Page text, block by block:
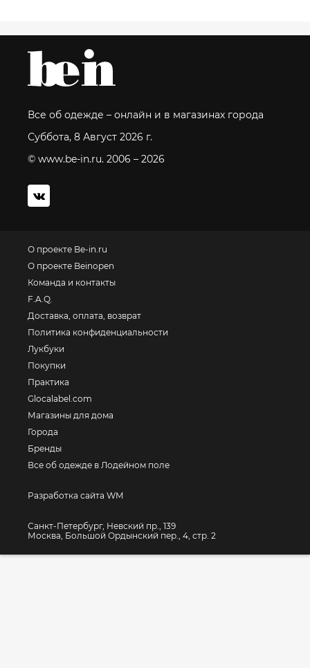
Все об одежде – онлайн и в магазинах города
Суббота, 8 Август 2026 г.
© www.be-in.ru. 2006 – 2026
О проекте Be-in.ru
О проекте Beinopen
Команда и контакты
F.A.Q.
Доставка, оплата, возврат
Политика конфиденциальности
Лукбуки
Покупки
Практика
Glocalabel.com
Магазины для дома
Города
Бренды
Все об одежде в Лодейном поле
Разработка сайта WM
Санкт-Петербург, Невский пр., 139
Москва, Большой Ордынский пер., 4, стр. 2